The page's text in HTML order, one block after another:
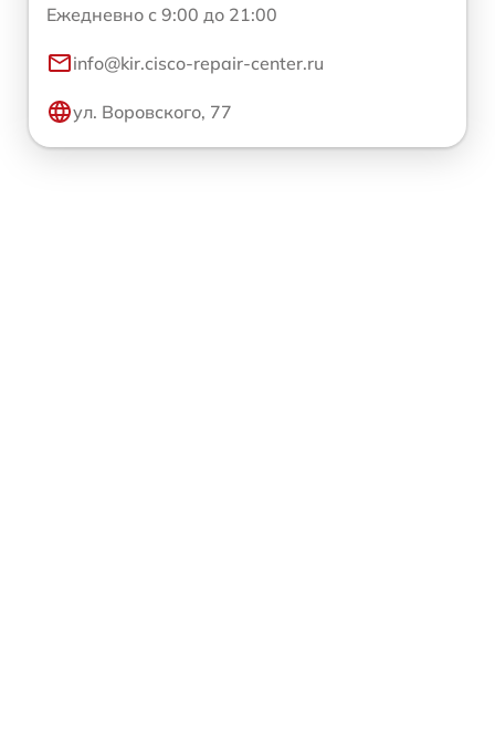
Ежедневно с 9:00 до 21:00
info@kir.cisco-repair-center.ru
ул. Воровского, 77